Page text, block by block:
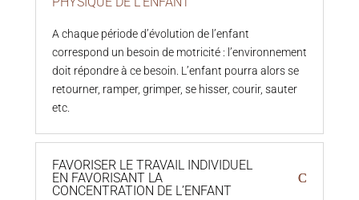
A chaque période d’évolution de l’enfant
correspond un besoin de motricité : l’environnement
doit répondre à ce besoin. L’enfant pourra alors se
retourner, ramper, grimper, se hisser, courir, sauter
etc.
FAVORISER LE TRAVAIL INDIVIDUEL
EN FAVORISANT LA
CONCENTRATION DE L’ENFANT